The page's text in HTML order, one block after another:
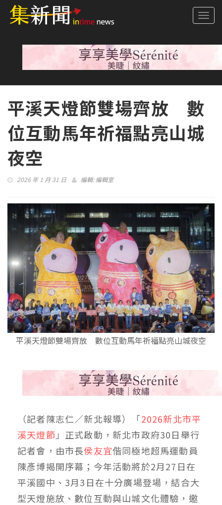
平溪天燈節雙場齊放 數
位互動馬年祈福點亮山城
夜空
2026 年 1 月 31 日 編輯:編輯室
平溪天燈節雙場齊放 數位互動馬年祈福點亮山城夜空
（記者陳志仁／新北報導）「2026新北市平
溪天燈節 」正式啟動，新北市政府30日舉行
記者會，由市長侯友宜偕同極地超馬運動員
陳彥博揭開序幕；今年活動將於2月27日在
平溪國中、3月3日在十分廣場登場，結合大
型天燈施放、數位互動與山城文化體驗，邀